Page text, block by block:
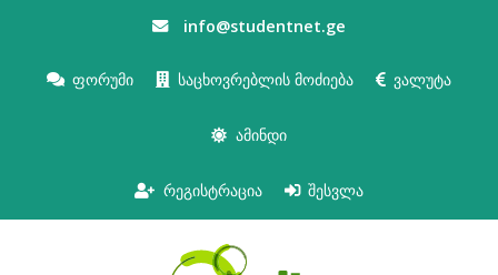
info@studentnet.ge
ფორუმი საცხოვრებლის მოძიება ვალუტა
ამინდი
რეგისტრაცია შესვლა